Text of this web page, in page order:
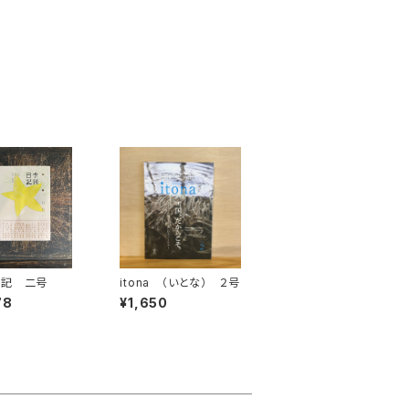
記 二号 itona （いとな） ２号
¥1,650